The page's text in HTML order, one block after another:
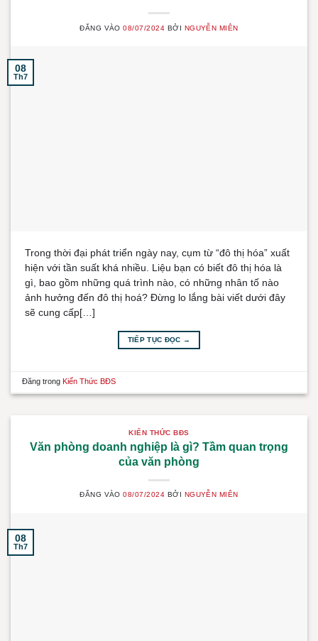
ĐĂNG VÀO08/07/2024 BỞI NGUYỄN MIÊN
08
Th7
Trong thời đại phát triển ngày nay, cụm từ “đô thị hóa” xuất
hiện với tần suất khá nhiều. Liệu bạn có biết đô thị hóa là
gì, bao gồm những quá trình nào, có những nhân tố nào
ảnh hưởng đến đô thị hoá? Đừng lo lắng bài viết dưới đây
sẽ cung cấp[…]
TIẾP TỤC ĐỌC →
Đăng trong Kiến Thức BĐS
KIẾN THỨC BĐS
Văn phòng doanh nghiệp là gì? Tầm quan trọng
của văn phòng
ĐĂNG VÀO08/07/2024 BỞI NGUYỄN MIÊN
08
Th7